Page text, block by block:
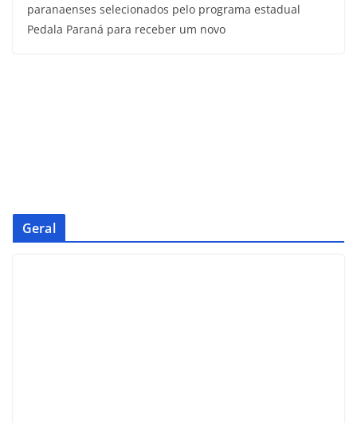
paranaenses selecionados pelo programa estadual
Pedala Paraná para receber um novo
Geral